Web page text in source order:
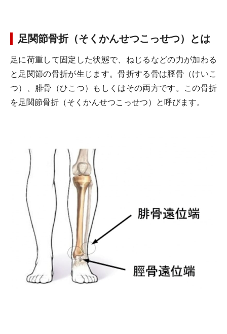
足関節骨折（そくかんせつこっせつ）とは
足に荷重して固定した状態で、ねじるなどの力が加わる
と足関節の骨折が生じます。骨折する骨は脛骨（けいこ
つ）、腓骨（ひこつ）もしくはその両方です。この骨折
を足関節骨折（そくかんせつこっせつ）と呼びます。